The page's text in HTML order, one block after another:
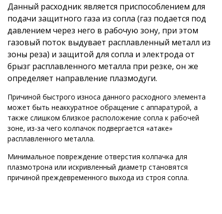
Данный расходник является приспособлением для
подачи защитного газа из сопла (газ подается под
давлением через него в рабочую зону, при этом
газовый поток выдувает расплавленный металл из
зоны реза) и защитой для сопла и электрода от
брызг расплавленного металла при резке, он же
определяет направление плазмодуги.
Причиной быстрого износа данного расходного элемента
может быть неаккуратное обращение с аппаратурой, а
также слишком близкое расположение сопла к рабочей
зоне, из-за чего колпачок подвергается «атаке»
расплавленного металла.
Минимальное повреждение отверстия колпачка для
плазмотрона или искривленный диаметр становятся
причиной преждевременного выхода из строя сопла.